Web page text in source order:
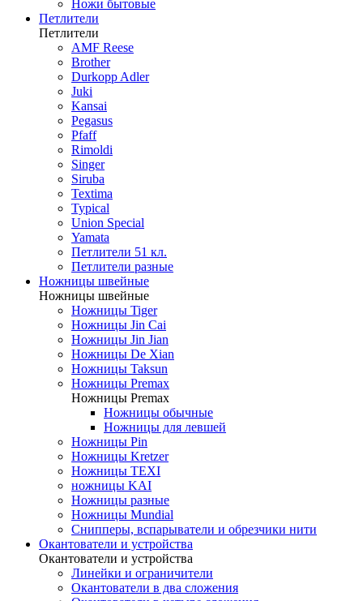
Ножи бытовые
Петлители
Петлители
AMF Reese
Brother
Durkopp Adler
Juki
Kansai
Pegasus
Pfaff
Rimoldi
Singer
Siruba
Textima
Typical
Union Special
Yamata
Петлители 51 кл.
Петлители разные
Ножницы швейные
Ножницы швейные
Ножницы Tiger
Ножницы Jin Cai
Ножницы Jin Jian
Ножницы De Xian
Ножницы Taksun
Ножницы Premax
Ножницы Premax
Ножницы обычные
Ножницы для левшей
Ножницы Pin
Ножницы Kretzer
Ножницы TEXI
ножницы KAI
Ножницы разные
Ножницы Mundial
Снипперы, вспарыватели и обрезчики нити
Окантователи и устройства
Окантователи и устройства
Линейки и ограничители
Окантователи в два сложения